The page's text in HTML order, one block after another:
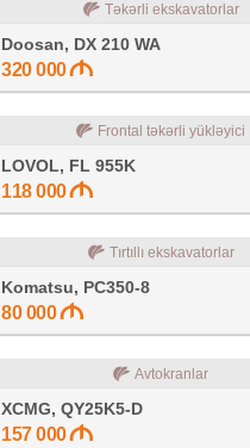
Təkərli ekskavatorlar
Doosan, DX 210 WA
320 000
Frontal təkərli yükləyici
LOVOL, FL 955K
118 000
Tırtıllı ekskavatorlar
Komatsu, PC350-8
80 000
Avtokranlar
XCMG, QY25K5-D
157 000